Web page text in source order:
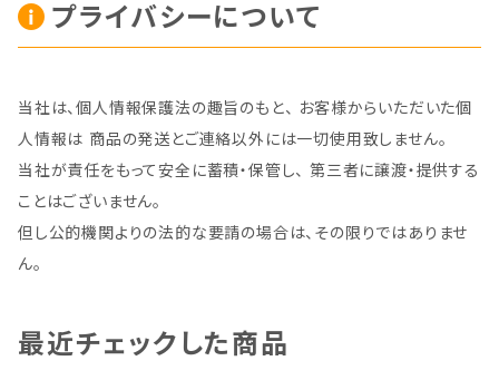
プライバシーについて
当社は、個人情報保護法の趣旨のもと、 お客様からいただいた個
人情報は 商品の発送とご連絡以外には一切使用致しません。
当社が責任をもって安全に蓄積・保管し、 第三者に譲渡・提供する
ことはございません。
但し公的機関よりの法的な要請の場合は、その限りではありませ
ん。
最近チェックした商品